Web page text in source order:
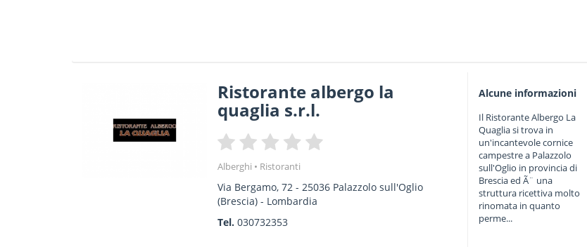
Ristorante albergo la
quaglia s.r.l.
Alberghi Ristoranti
Via Bergamo, 72 -25036 Palazzolo sull'Oglio
(Brescia) - Lombardia
Tel.030732353
Alcune informazioni
Il Ristorante Albergo La
Quaglia si trova in
un'incantevole cornice
campestre a Palazzolo
sull'Oglio in provincia di
Brescia ed Ã¨ una
struttura ricettiva molto
rinomata in quanto
perme...